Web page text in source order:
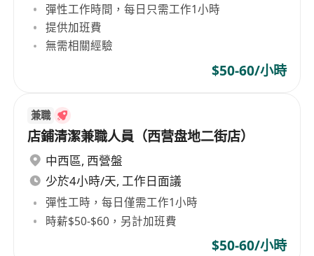
彈性工作時間，每日只需工作1小時
提供加班費
無需相關經驗
$50-60/小時
兼職
店鋪清潔兼職人員（西营盘地二街店）
中西區, 西營盤
少於4小時/天, 工作日面議
彈性工時，每日僅需工作1小時
時薪$50-$60，另計加班費
$50-60/小時